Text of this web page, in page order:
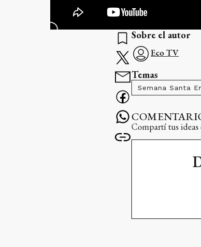
Sobre el autor
Eco TV
Temas
Semana Santa
Compartí tus ideas